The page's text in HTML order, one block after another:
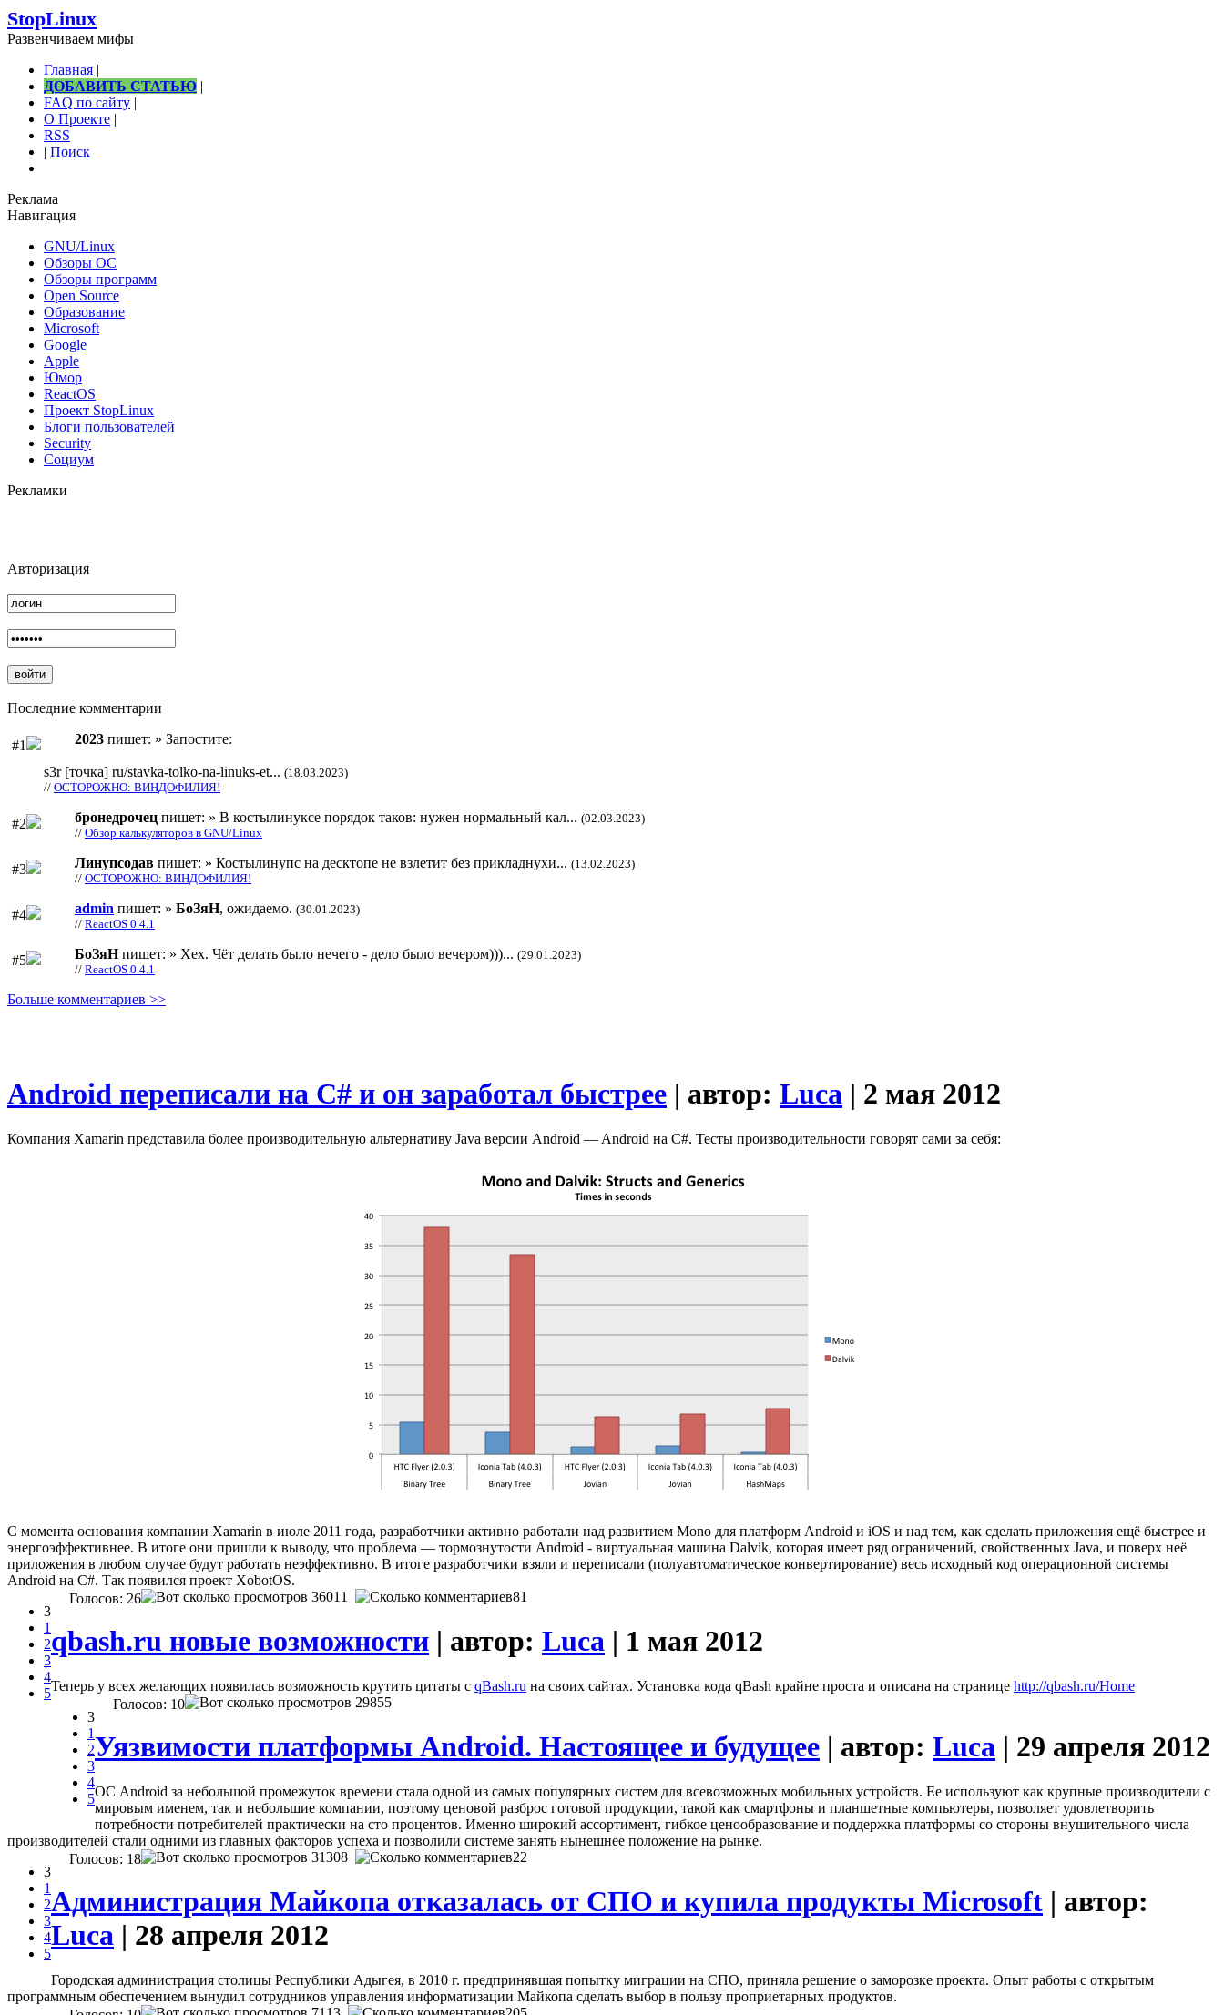
StopLinux
Развенчиваем мифы
Главная |
ДОБАВИТЬ СТАТЬЮ |
FAQ по сайту |
О Проекте |
RSS
| Поиск
Реклама
Навигация
GNU/Linux
Обзоры ОС
Обзоры программ
Open Source
Образование
Microsoft
Google
Apple
Юмор
ReactOS
Проект StopLinux
Блоги пользователей
Security
Социум
Рекламки
Авторизация
Последние комментарии
#1 2023 пишет: » Запостите:
s3r [точка] ru/stavka-tolko-na-linuks-et... (18.03.2023)
// ОСТОРОЖНО: ВИНДОФИЛИЯ!
#2 бронедрочец пишет: » В костылинуксе порядок таков: нужен нормальный кал... (02.03.2023)
// Обзор калькуляторов в GNU/Linux
#3 Линупсодав пишет: » Костылинупс на десктопе не взлетит без прикладнухи... (13.02.2023)
// ОСТОРОЖНО: ВИНДОФИЛИЯ!
#4 admin пишет: » БоЗяН, ожидаемо. (30.01.2023)
// ReactOS 0.4.1
#5 БоЗяНпишет: » Хех. Чёт делать было нечего - дело было вечером)))... (29.01.2023)
// ReactOS 0.4.1
Больше комментариев >>
Android переписали на C# и он заработал быстрее | автор: Luca | 2 мая 2012
Компания Xamarin представила более производительную альтернативу Java версии Android — Android на С#. Тесты производительности говорят сами за себя:
С момента основания компании Xamarin в июле 2011 года, разработчики активно работали над развитием Mono для платформ Android и iOS и над тем, как сделать приложения ещё быстрее и
энергоэффективнее. В итоге они пришли к выводу, что проблема — тормознутости Android - виртуальная машина Dalvik, которая имеет ряд ограничений, свойственных Java, и поверх неё
приложения в любом случае будут работать неэффективно. В итоге разработчики взяли и переписали (полуавтоматическое конвертирование) весь исходный код операционной системы
Android на C#. Так появился проект XobotOS.
3
1
2
3
4
5
Голосов: 26 36011 81
qbash.ru новые возможности | автор: Luca | 1 мая 2012
Теперь у всех желающих появилась возможность крутить цитаты с qBash.ru на своих сайтах. Установка кода qBash крайне проста и описана на странице http://qbash.ru/Home
3
1
2
3
4
5
Голосов: 10 29855
Уязвимости платформы Android. Настоящее и будущее | автор: Luca | 29 апреля 2012
ОС Android за небольшой промежуток времени стала одной из самых популярных систем для всевозможных мобильных устройств. Ее используют как крупные производители с
мировым именем, так и небольшие компании, поэтому ценовой разброс готовой продукции, такой как смартфоны и планшетные компьютеры, позволяет удовлетворить
потребности потребителей практически на сто процентов. Именно широкий ассортимент, гибкое ценообразование и поддержка платформы со стороны внушительного числа
производителей стали одними из главных факторов успеха и позволили системе занять нынешнее положение на рынке.
3
1
2
3
4
5
Голосов: 18 31308 22
Администрация Майкопа отказалась от СПО и купила продукты Microsoft | автор:
Luca | 28 апреля 2012
Городская администрация столицы Республики Адыгея, в 2010 г. предпринявшая попытку миграции на СПО, приняла решение о заморозке проекта. Опыт работы с открытым
программным обеспечением вынудил сотрудников управления информатизации Майкопа сделать выбор в пользу проприетарных продуктов.